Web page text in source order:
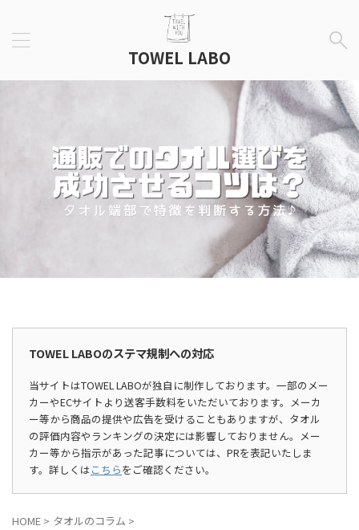
TOWEL LABO
TOWEL LABOのステマ規制への対応
当サイトはTOWEL LABOが独自に制作しております。一部のメー
カーやECサイトより送客手数料をいただいております。メーカ
ー等から商品の提供や広告を受けることもありますが、タオル
の評価内容やランキングの決定には影響しておりません。メー
カー等から指示があった記事については、PRを表記いたしま
す。詳しくはこちらをご確認ください。
HOME > タオルのコラム >